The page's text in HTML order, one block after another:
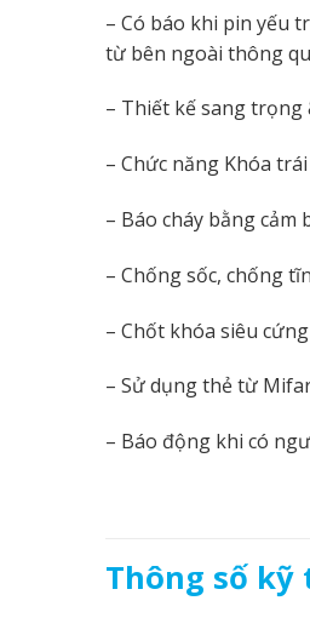
– Có báo khi pin yếu
từ bên ngoài thông
– Thiết kế sang trọng
– Chức năng Khóa
– Báo cháy bằng
– Chống sốc, chống
– Chốt khóa siêu
– Sử dụng thẻ từ
– Báo động khi có
Thông số kỹ